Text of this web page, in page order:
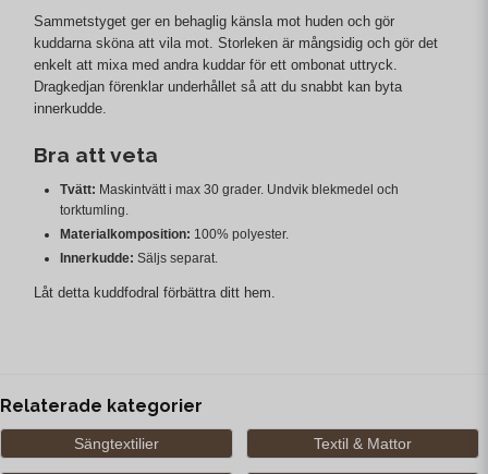
Sammetstyget ger en behaglig känsla mot huden och gör
kuddarna sköna att vila mot. Storleken är mångsidig och gör det
enkelt att mixa med andra kuddar för ett ombonat uttryck.
Dragkedjan förenklar underhållet så att du snabbt kan byta
innerkudde.
Bra att veta
Tvätt: Maskintvätt i max 30 grader. Undvik blekmedel och
torktumling.
Materialkomposition: 100% polyester.
Innerkudde: Säljs separat.
Låt detta kuddfodral förbättra ditt hem.
Relaterade kategorier
Sängtextilier Textil & Mattor